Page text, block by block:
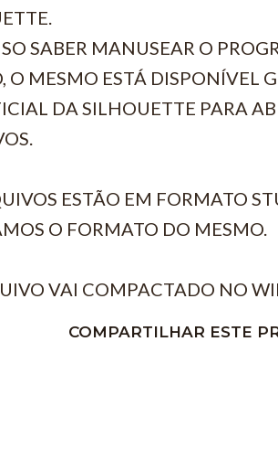
SABER MANUSEAR O
O MESMO ESTÁ DISPONÍVEL
DA SILHOUETTE PARA
ESTÃO EM FORMATO
O FORMATO DO MESMO.
VAI COMPACTADO NO
COMPARTILHAR ESTE